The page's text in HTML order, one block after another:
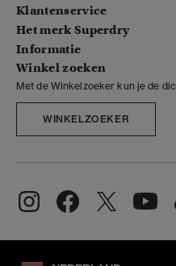
Klantenservice
Het merk Superdry
Informatie
Winkel zoeken
Met de Winkelzoeker kun je de
WINKELZOEKER